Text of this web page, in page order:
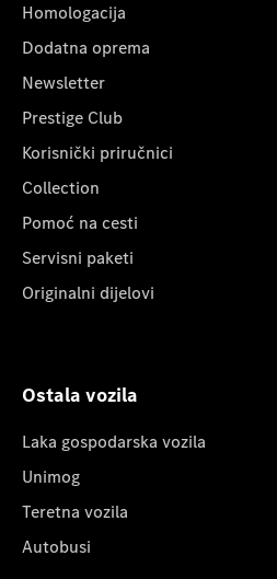
Homologacija
Dodatna oprema
Newsletter
Prestige Club
Korisnički priručnici
Collection
Pomoć na cesti
Servisni paketi
Originalni dijelovi
Ostala vozila
Laka gospodarska vozila
Unimog
Teretna vozila
Autobusi